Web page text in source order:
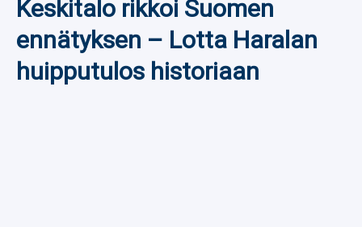
Yleisurheilu
Talviurheilu
Keskitalo rikkoi Suomen
ennätyksen – Lotta Haralan
huipputulos historiaan